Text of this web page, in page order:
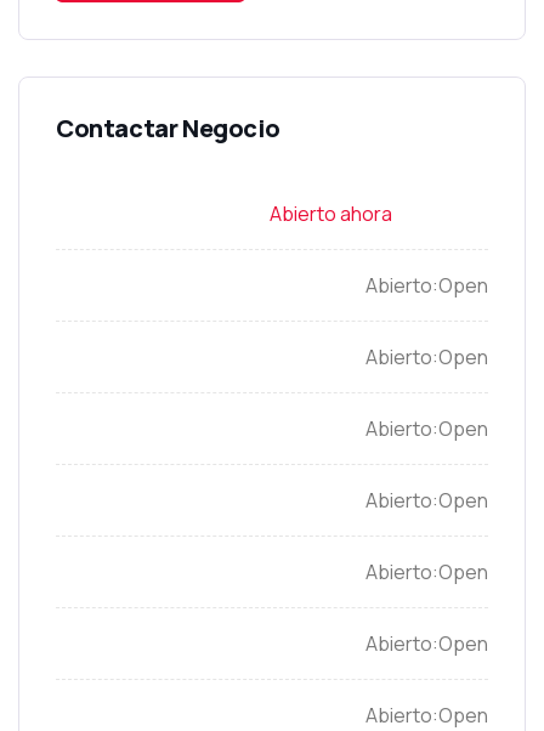
Open
Open
Open
Open
Open
Open
Open